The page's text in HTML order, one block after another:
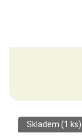
Skladem (1 ks)